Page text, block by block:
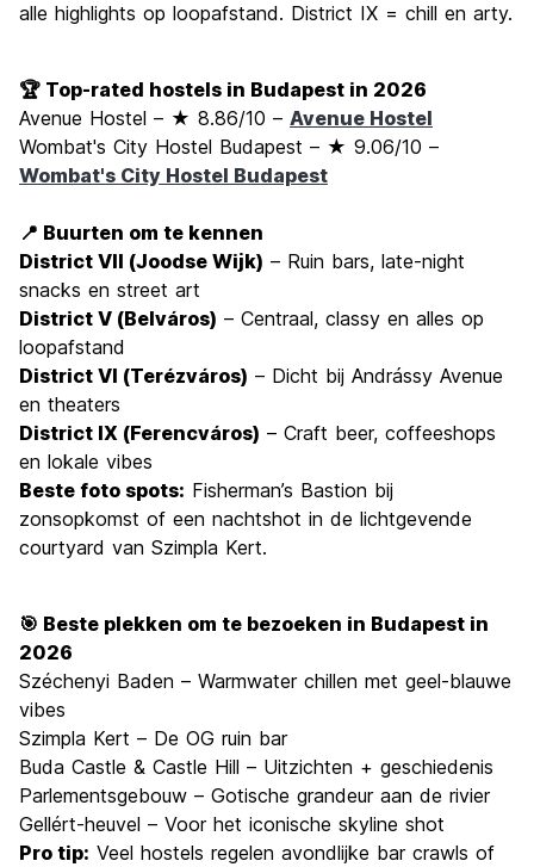
alle highlights op loopafstand. District IX = chill en arty.
🏆 Top-rated hostels in Budapest in 2026
Avenue Hostel – ★ 8.86/10 – Avenue Hostel
Wombat's City Hostel Budapest – ★ 9.06/10 –
Wombat's City Hostel Budapest
📍 Buurten om te kennen
District VII (Joodse Wijk) – Ruin bars, late-night
snacks en street art
District V (Belváros) – Centraal, classy en alles op
loopafstand
District VI (Terézváros) – Dicht bij Andrássy Avenue
en theaters
District IX (Ferencváros) – Craft beer, coffeeshops
en lokale vibes
Beste foto spots: Fisherman’s Bastion bij
zonsopkomst of een nachtshot in de lichtgevende
courtyard van Szimpla Kert.
🎯 Beste plekken om te bezoeken in Budapest in
2026
Széchenyi Baden – Warmwater chillen met geel-blauwe
vibes
Szimpla Kert – De OG ruin bar
Buda Castle & Castle Hill – Uitzichten + geschiedenis
Parlementsgebouw – Gotische grandeur aan de rivier
Gellért-heuvel – Voor het iconische skyline shot
Pro tip: Veel hostels regelen avondlijke bar crawls of